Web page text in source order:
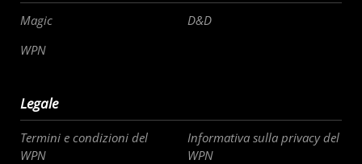
Magic
D&D
WPN
Legale
Termini e condizioni del
WPN
Informativa sulla privacy del
WPN